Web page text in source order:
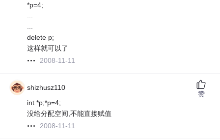
*p=4;
...
...
delete p;
这样就可以了
2008-11-11
shizhusz110
int *p;*p=4;
没给分配空间,不能直接赋值
2008-11-11
赞